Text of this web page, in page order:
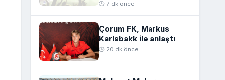
🕒 7 dk önce
Çorum FK, Markus
Karlsbakk ile anlaştı
🕒 20 dk önce